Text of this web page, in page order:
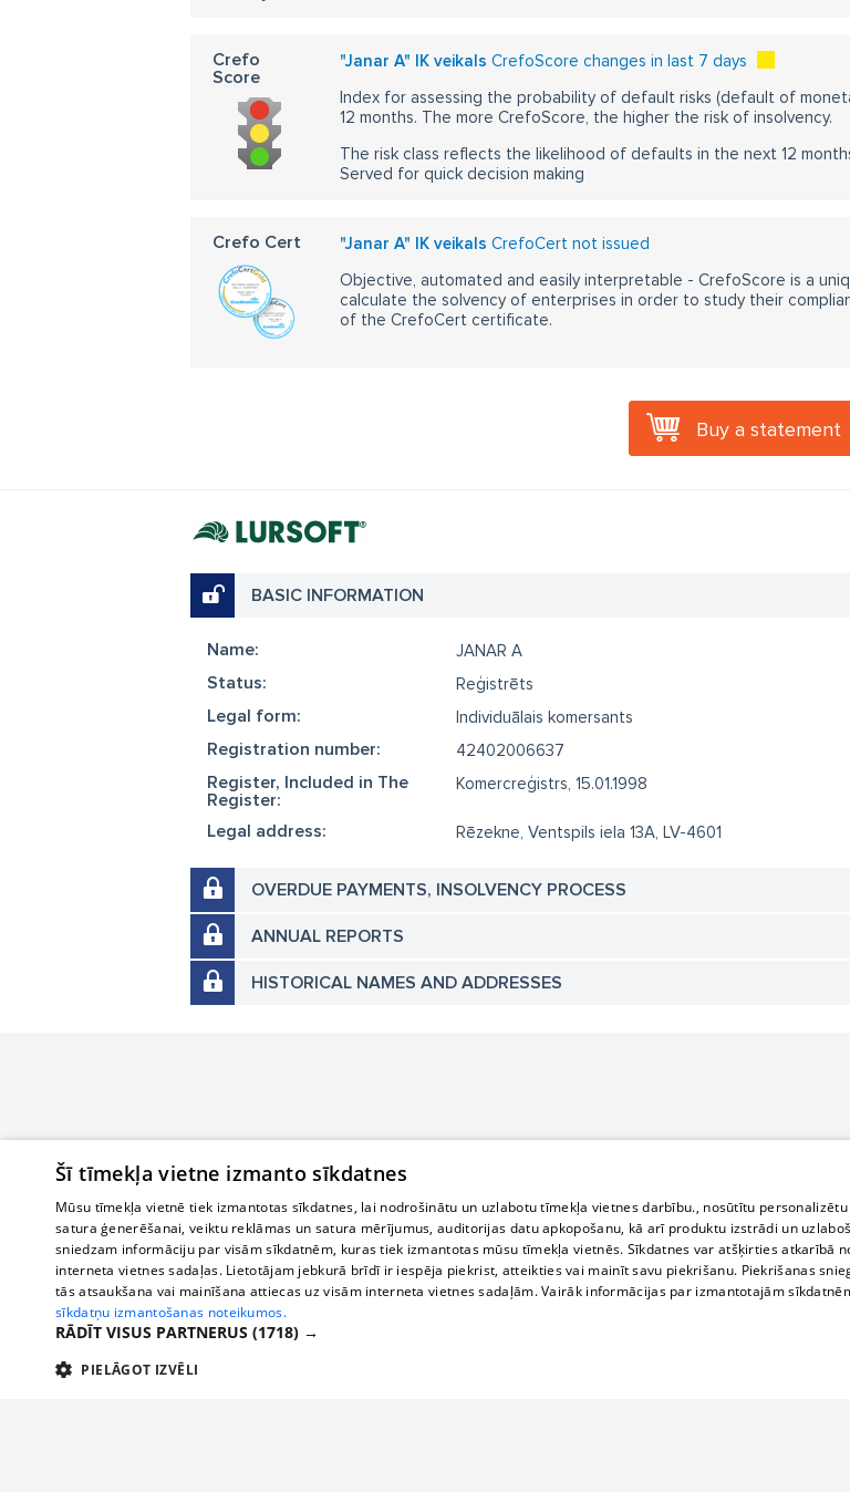
Crefo
Score
"Janar A" IK veikals CrefoScore changes in last 7 days
Index for assessing the probability of default risks (default of
12 months. The more CrefoScore, the higher the risk of insolvency.
The risk class reflects the likelihood of defaults in the next 12
Served for quick decision making
Crefo Cert "Janar A" IK veikals CrefoCert not issued
Objective, automated and easily interpretable - CrefoScore is a
calculate the solvency of enterprises in order to study their
of the CrefoCert certificate.
Buy a statement
BASIC INFORMATION
Name: JANAR A
Status: Reģistrēts
Legal form: Individuālais komersants
Registration number: 42402006637
Register, Included in The
Register:
Komercreģistrs, 15.01.1998
Legal address: Rēzekne, Ventspils iela 13A, LV-4601
OVERDUE PAYMENTS, INSOLVENCY PROCESS
ANNUAL REPORTS
HISTORICAL NAMES AND ADDRESSES
Šī tīmekļa vietne izmanto sīkdatnes
Mūsu tīmekļa vietnē tiek izmantotas sīkdatnes, lai nodrošinātu un uzlabotu tīmekļa vietnes darbību., nosūtītu
satura ģenerēšanai, veiktu reklāmas un satura mērījumus, auditorijas datu apkopošanu, kā arī produktu izstrādi un
sniedzam informāciju par visām sīkdatnēm, kuras tiek izmantotas mūsu tīmekļa vietnēs. Sīkdatnes var atšķirties atkarībā
interneta vietnes sadaļas. Lietotājam jebkurā brīdī ir iespēja piekrist, atteikties vai mainīt savu piekrišanu. Piekrišanas
tās atsaukšana vai mainīšana attiecas uz visām interneta vietnes sadaļām. Vairāk informācijas par izmantotajām
sīkdatņu izmantošanas noteikumos.
RĀDĪT VISUS PARTNERUS (1718) →
PIELĀGOT IZVĒLI